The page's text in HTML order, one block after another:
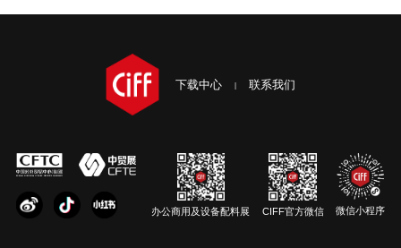
下载中心 联系我们
办公商用及设备配料展 CIFF官方微信 微信小程序